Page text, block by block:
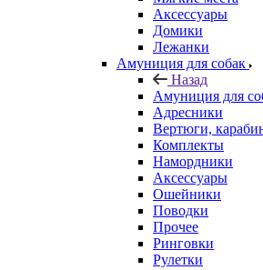
Аксессуары
Домики
Лежанки
Амуниция для собак
Назад
Амуниция для
Адресники
Вертюги,
Комплекты
Намордники
Аксессуары
Ошейники
Поводки
Прочее
Ринговки
Рулетки